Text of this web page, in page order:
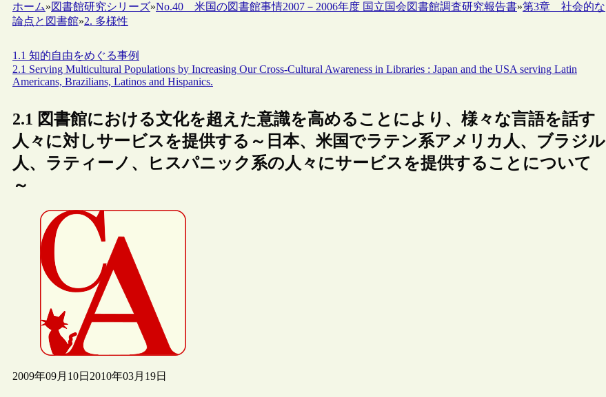
ホーム»図書館研究シリーズ»No.40 米国の図書館事情2007－2006年度 国立国会図書館調査研究報告書»第3章 社会的な
論点と図書館»2. 多様性
1.1 知的自由をめぐる事例
2.1 Serving Multicultural Populations by Increasing Our Cross-Cultural Awareness in Libraries : Japan and the USA serving Latin
Americans, Brazilians, Latinos and Hispanics.
2.1 図書館における文化を超えた意識を高めることにより、様々な言語を話す
人々に対しサービスを提供する～日本、米国でラテン系アメリカ人、ブラジル
人、ラティーノ、ヒスパニック系の人々にサービスを提供することについて
～
2009年09月10日 2010年03月19日